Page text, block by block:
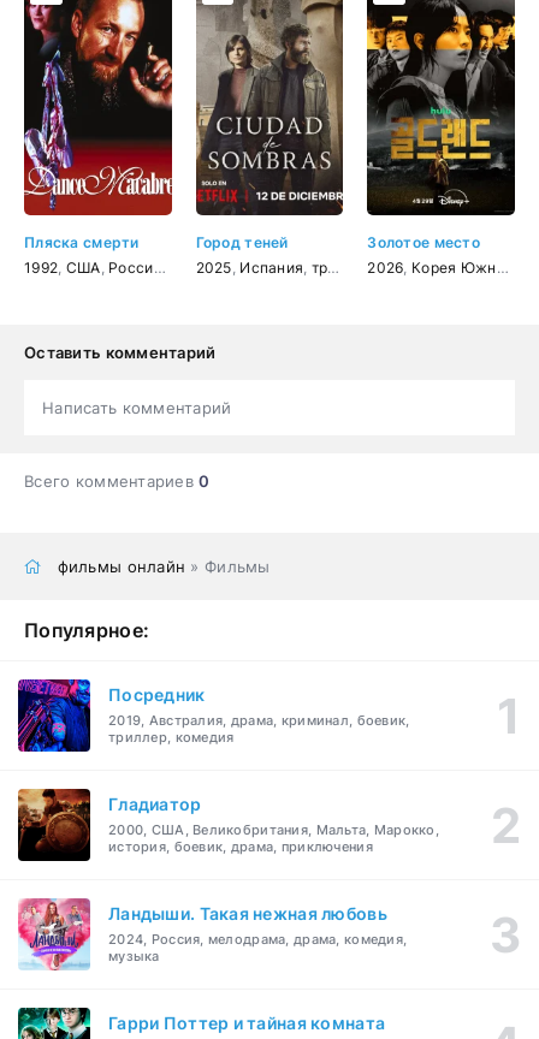
Пляска смерти
1992 США Россия , ужасы,триллер,криминал
Город теней
2025 Испания триллер ,драма,криминал ,
Золотое место
2026 Корея Южная
Оставить комментарий
Написать комментарий
Всего комментариев0
фильмы онлайн » Фильмы
Популярное:
Посредник
2019, Австралия, драма, криминал, боевик,
триллер, комедия
Гладиатор
2000, США, Великобритания, Мальта, Марокко,
история, боевик, драма, приключения
Ландыши. Такая нежная любовь
2024, Россия, мелодрама, драма, комедия,
музыка
Гарри Поттер и тайная комната